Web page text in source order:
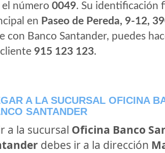
el número 0049. Su identificación
en Paseo de Pereda, 9-12,
con Banco Santander, puedes
915 123 123.
A LA SUCURSAL OFICINA
SANTANDER
a la sucursal Oficina Banco
debes ir a la dirección